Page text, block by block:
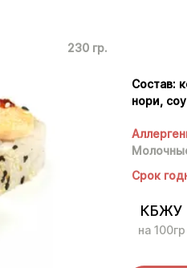
230 гр.
Состав:
нори,
Срок
КБЖУ
на 100гр